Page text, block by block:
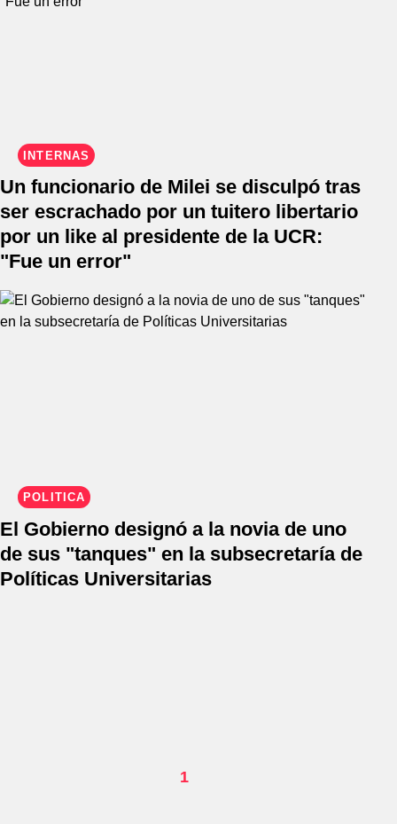
INTERNAS
Un funcionario de Milei se disculpó tras
ser escrachado por un tuitero libertario
por un like al presidente de la UCR:
"Fue un error"
POLÍTICA
El Gobierno designó a la novia de uno
de sus "tanques" en la subsecretaría de
Políticas Universitarias
1